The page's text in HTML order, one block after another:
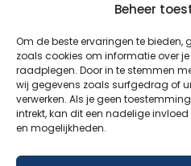
Beheer
Om de beste ervaringen te bieden,
zoals cookies om informatie over
raadplegen. Door in te stemmen
wij gegevens zoals surfgedrag of
verwerken. Als je geen
intrekt, kan dit een nadelige
en mogelijkheden.
Donatie
Contact
Abonneer op onze